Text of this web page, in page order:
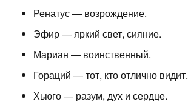
Ренатус — возрождение.
Эфир — яркий свет, сияние.
Мариан — воинственный.
Гораций — тот, кто отлично видит.
Хьюго — разум, дух и сердце.